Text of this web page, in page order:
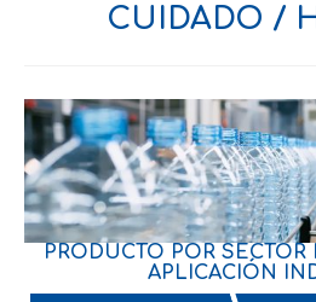
CUIDADO /
PRODUCTO POR SECTOR
APLICACIÓN